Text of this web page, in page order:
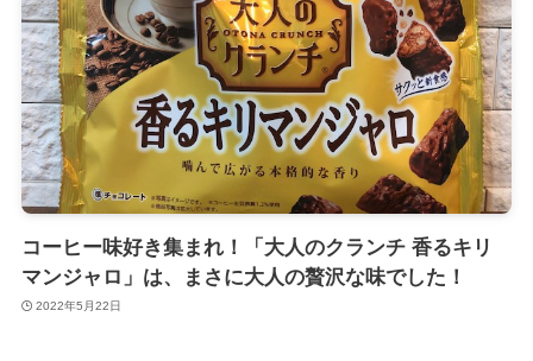
コーヒー味好き集まれ！「大人のクランチ 香るキリ
マンジャロ」は、まさに大人の贅沢な味でした！
2022年5月22日